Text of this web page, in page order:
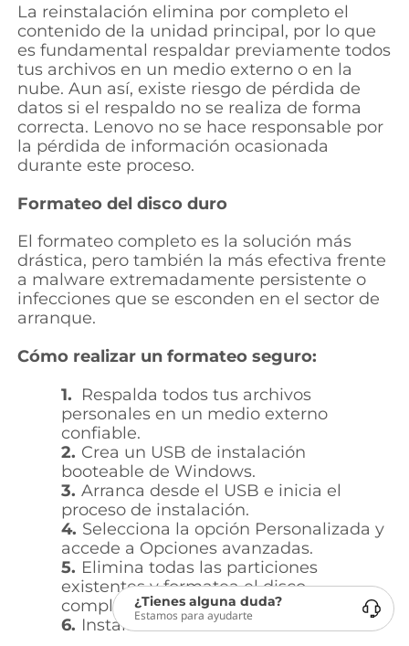
La reinstalación elimina por completo el
contenido de la unidad principal, por lo que
es fundamental respaldar previamente todos
tus archivos en un medio externo o en la
nube. Aun así, existe riesgo de pérdida de
datos si el respaldo no se realiza de forma
correcta. Lenovo no se hace responsable por
la pérdida de información ocasionada
durante este proceso.
Formateo del disco duro
El formateo completo es la solución más
drástica, pero también la más efectiva frente
a malware extremadamente persistente o
infecciones que se esconden en el sector de
arranque.
Cómo realizar un formateo seguro:
1. Respalda todos tus archivos
personales en un medio externo
confiable.
2. Crea un USB de instalación
booteable de Windows.
3. Arranca desde el USB e inicia el
proceso de instalación.
4. Selecciona la opción Personalizada y
accede a Opciones avanzadas.
5. Elimina todas las particiones
existentes y formatea el disco
completamente.
6. Instala Windows desde cero.
¿Tienes alguna duda?
Estamos para ayudarte